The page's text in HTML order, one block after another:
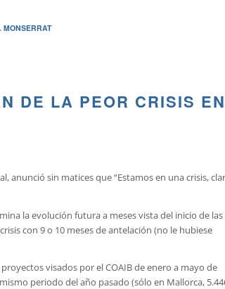
MONSERRAT
DE LA PEOR CRISIS
anunció sin matices que “Estamos en una crisis,
la evolución futura a meses vista del inicio de las
con 9 o 10 meses de antelación (no le hubiese
visados por el COAIB de enero a mayo de
periodo del año pasado (sólo en Mallorca,